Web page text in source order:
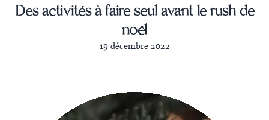
Des activités à faire seul avant le rush de
noël
19 décembre 2022